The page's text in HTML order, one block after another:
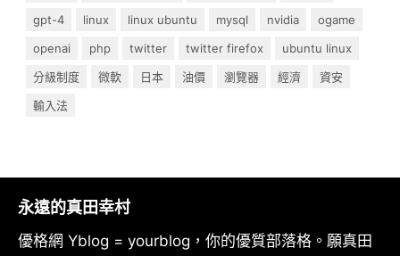
gpt-4
linux linux ubuntu mysql nvidia
ogame
openai
php twitter twitter firefox
ubuntu linux
分級制度
微軟 日本 油價 瀏覽器 經濟
資安
輸入法
永遠的真田幸村
優格網 Yblog = yourblog，你的優質部落格。願真田